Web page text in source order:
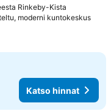
Rinkeby-Kista
moderni kuntokeskus
Katso hinnat